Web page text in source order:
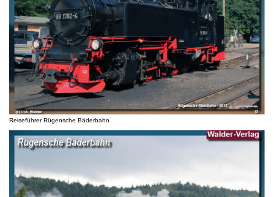
Reiseführer Rügensche Bäderbahn